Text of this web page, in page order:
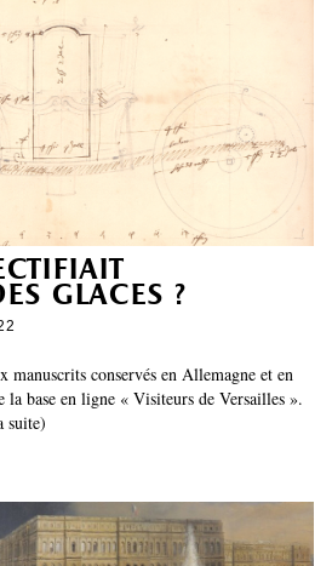
glaces ?
manuscrits conservés en Allemagne et en
la base en ligne « Visiteurs de Versailles ».